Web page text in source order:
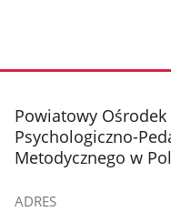
stopka
Powiatowy
Psychologiczno-
Metodycznego w
ADRES